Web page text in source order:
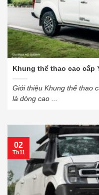
Khung thể thao cao cấp
Giới thiệu Khung thể thao
là dòng cao ...
02
Th11